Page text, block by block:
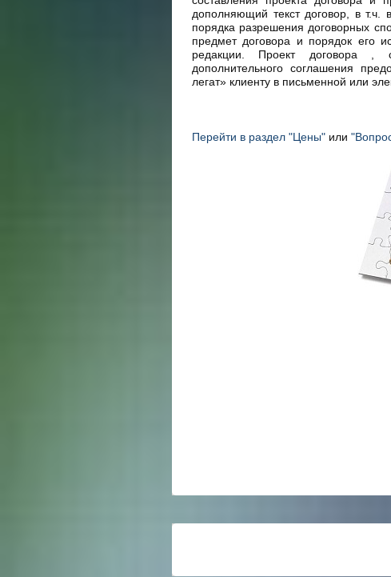
дополняющий текст договор, в
порядка разрешения договорных
предмет договора и порядок его
редакции. Проект договора ,
дополнительного соглашения
легат» клиенту в письменной или
Перейти в раздел "Цены" или